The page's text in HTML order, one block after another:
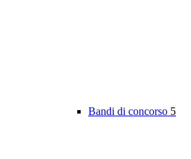
Bandi di concorso 5